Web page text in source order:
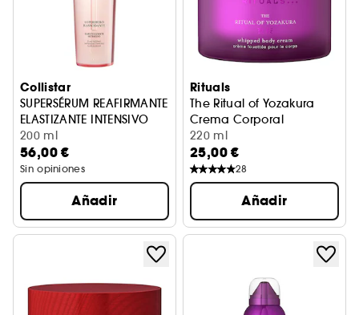
Collistar
SUPERSÉRUM REAFIRMANTE
ELASTIZANTE INTENSIVO
SÉRUM CORPORAL
200 ml
56,00 €
Sin opiniones
Añadir
Rituals
The Ritual of Yozakura
Crema Corporal
220 ml
25,00 €
28
Añadir